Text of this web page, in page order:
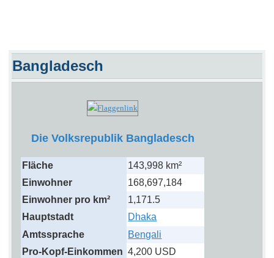
Bangladesch
Die Volksrepublik Bangladesch
Fläche
143,998 km²
Einwohner
168,697,184
Einwohner pro km²
1,171.5
Hauptstadt
Dhaka
Amtssprache
Bengali
Pro-Kopf-Einkommen 4,200 USD